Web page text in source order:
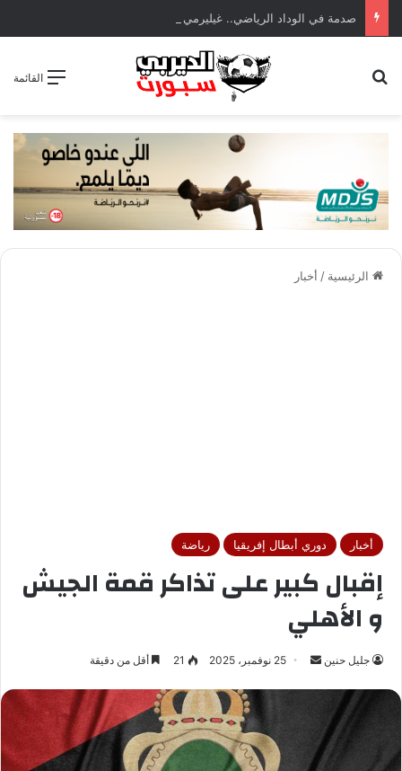
القائمة
الرئيسية / أخبار
أخبار دوري أبطال إفريقيا رياضة
إقبال كبير على تذاكر قمة الجيش
و الأهلي
جليل حنين
ر
25 نوفمبر، 2025 21 أقل من دقيقة